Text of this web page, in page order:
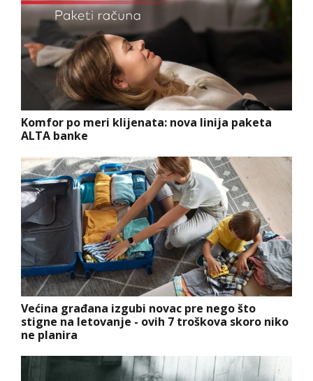
Komfor po meri klijenata: nova linija paketa
ALTA banke
Većina građana izgubi novac pre nego što
stigne na letovanje - ovih 7 troškova skoro niko
ne planira